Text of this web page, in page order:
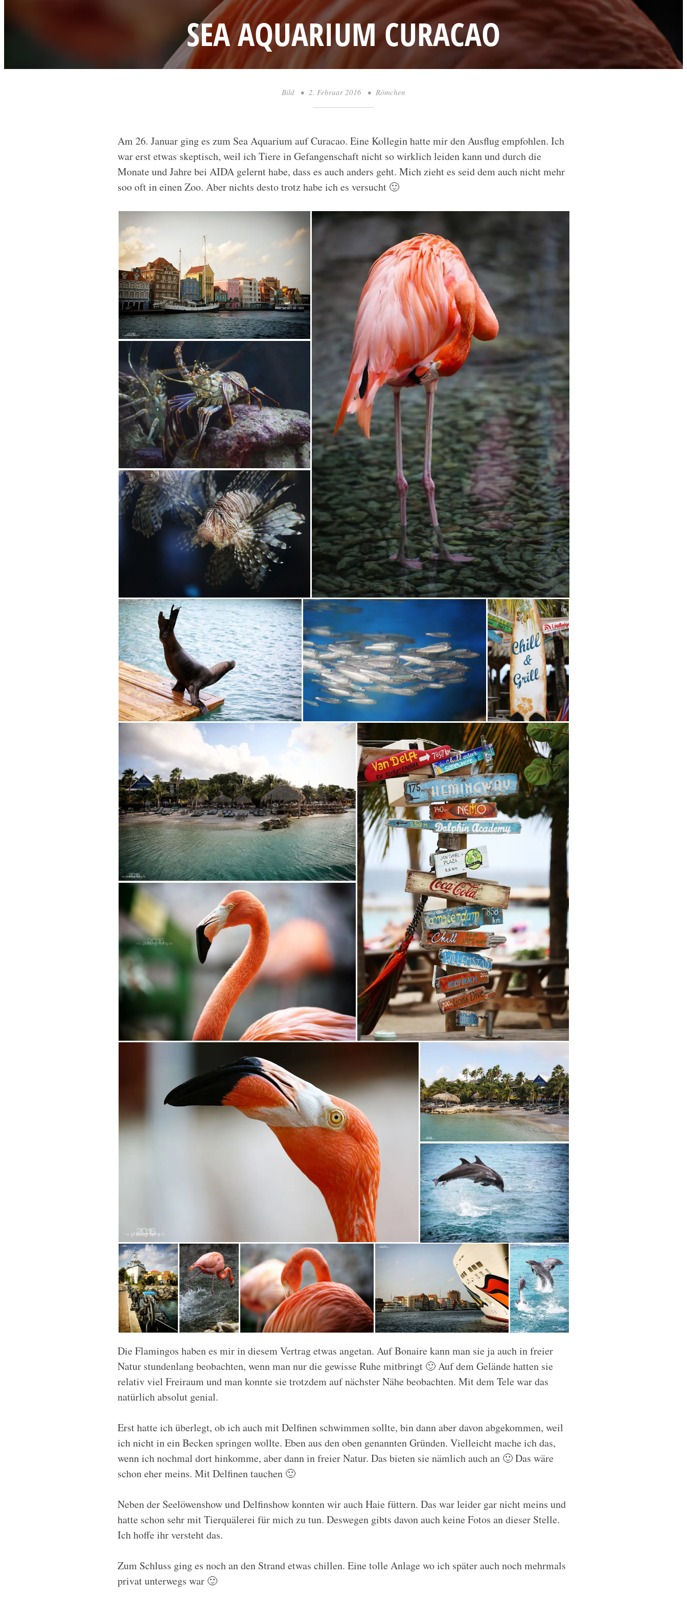
SEA AQUARIUM CURACAO
Bild • 2. Februar 2016 • Römchen
Am 26. Januar ging es zum Sea Aquarium auf Curacao. Eine Kollegin hatte mir den Ausflug empfohlen. Ich
war erst etwas skeptisch, weil ich Tiere in Gefangenschaft nicht so wirklich leiden kann und durch die
Monate und Jahre bei AIDA gelernt habe, dass es auch anders geht. Mich zieht es seid dem auch nicht mehr
soo oft in einen Zoo. Aber nichts desto trotz habe ich es versucht 🙂
Die Flamingos haben es mir in diesem Vertrag etwas angetan. Auf Bonaire kann man sie ja auch in freier
Natur stundenlang beobachten, wenn man nur die gewisse Ruhe mitbringt 🙂 Auf dem Gelände hatten sie
relativ viel Freiraum und man konnte sie trotzdem auf nächster Nähe beobachten. Mit dem Tele war das
natürlich absolut genial.
Erst hatte ich überlegt, ob ich auch mit Delfinen schwimmen sollte, bin dann aber davon abgekommen, weil
ich nicht in ein Becken springen wollte. Eben aus den oben genannten Gründen. Vielleicht mache ich das,
wenn ich nochmal dort hinkomme, aber dann in freier Natur. Das bieten sie nämlich auch an 🙂 Das wäre
schon eher meins. Mit Delfinen tauchen 🙂
Neben der Seelöwenshow und Delfinshow konnten wir auch Haie füttern. Das war leider gar nicht meins und
hatte schon sehr mit Tierquälerei für mich zu tun. Deswegen gibts davon auch keine Fotos an dieser Stelle.
Ich hoffe ihr versteht das.
Zum Schluss ging es noch an den Strand etwas chillen. Eine tolle Anlage wo ich später auch noch mehrmals
privat unterwegs war 🙂